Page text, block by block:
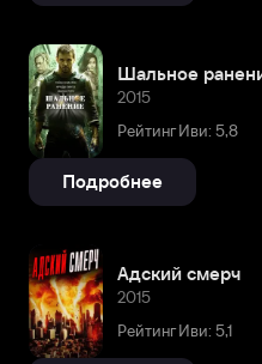
Шальное
2015
Рейтинг Иви: 5,8
Подробнее
Адский смерч
2015
Рейтинг Иви: 5,1